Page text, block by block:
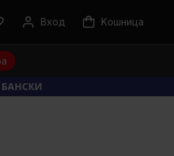
Вход Kошница
БАНСКИ